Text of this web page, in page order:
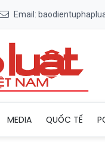
Email:
MEDIA QUỐC TẾ